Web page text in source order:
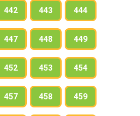
442 443 444
447 448 449
452 453 454
457 458 459